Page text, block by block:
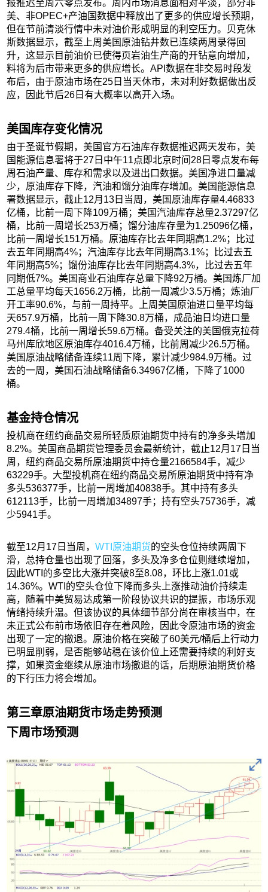
报推迟至周六零点发布。周内市场消息面相对平淡，部分非
美、非OPEC+产油国数据中释放出了更多的供应增长预期，
但在节前清淡行情中未对油价形成明显的利空压力。贝克休
斯数据显示，截至上周美国原油钻井数已连续两周录得回
升，这显示目前油价已使得页岩油生产商的开钻意向增加，
料将为后市带来更多的供应增长。API数据在非交易时段发
布后，由于原油市场在25日当天休市，未对利好数据做出反
应，因此节后26日有大概率以高开入场。
美国库存变化情况
由于圣诞节假期，美国官方石油库存数据推迟两天发布，美
国能源信息署将于27日中午11点即北京时间28日零点发布每
周石油产量、库存和需求以及进出口数据。美国净进口量减
少，原油库存下降，汽油和馏分油库存增加。美国能源信息
署数据显示，截止12月13日当周，美国原油库存量4.46833
亿桶，比前一周下降109万桶；美国汽油库存总量2.37297亿
桶，比前一周增长253万桶；馏分油库存量为1.25096亿桶，
比前一周增长151万桶。原油库存比去年同期高1.2%；比过
去五年同期高4%；汽油库存比去年同期高3.1%；比过去五
年同期高5%；馏份油库存比去年同期高4.3%，比过去五年
同期低7%。美国商业石油库存总量下降92万桶。美国炼厂加
工总量平均每天1656.2万桶，比前一周减少3.5万桶；炼油厂
开工率90.6%，与前一周持平。上周美国原油进口量平均每
天657.9万桶，比前一周下降30.8万桶，成品油日均进口量
279.4桶，比前一周增长59.6万桶。备受关注的美国俄克拉荷
马州库欣地区原油库存4016.4万桶，比前周减少26.5万桶。
美国原油战略储备连续11周下降，累计减少984.9万桶。过
去的一周，美国石油战略储备6.34967亿桶，下降了1000
桶。
基金持仓情况
投机商在纽约商品交易所轻质原油期货中持有的净多头增加
8.2%。美国商品期货管理委员会最新统计，截止12月17日当
周，纽约商品交易所原油期货中持仓量2166584手，减少
63229手。大型投机商在纽约商品交易所原油期货中持有净
多头536377手，比前一周增加40838手。其中持有多头
612113手，比前一周增加34897手；持有空头75736手，减
少5941手。
截至12月17日当周，WTI原油期货的空头仓位持续两周下
滑，总持仓量也出现了回落，多头及净多仓位则继续增加，
因此WTI的多空比大涨并突破8至8.08，环比上涨1.01或
14.36%。WTI的空头仓位下降而多头上涨推动油价持续走
高，随着中美贸易达成第一阶段协议共识的提振，市场乐观
情绪持续升温。但该协议的具体细节部分尚在审核当中，在
未正式公布前市场依旧存在着风险，因此令原油市场的资金
出现了一定的撤退。原油价格在突破了60美元/桶后上行动力
已明显削弱，是否能够站稳在该价位上还需要持续的利好支
撑，如果资金继续从原油市场撤退的话，后期原油期货价格
的下行压力将会增加。
第三章原油期货市场走势预测
下周市场预测